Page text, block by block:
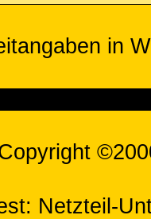
in
Netzteil-